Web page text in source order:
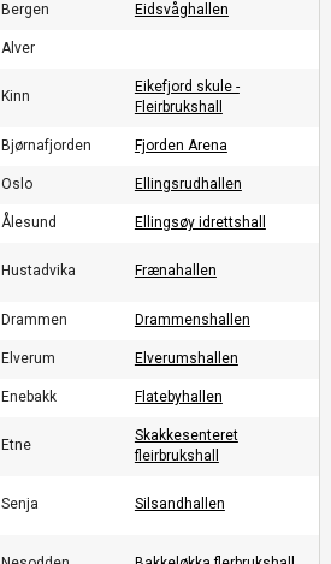
Bergen Eidsvåghallen
Alver
Kinn
Eikefjord skule -
Fleirbrukshall
Bjørnafjorden Fjorden Arena
Oslo Ellingsrudhallen
Ålesund Ellingsøy idrettshall
Hustadvika Frænahallen
Drammen Drammenshallen
Elverum Elverumshallen
Enebakk Flatebyhallen
Etne
Skakkesenteret
fleirbrukshall
Senja Silsandhallen